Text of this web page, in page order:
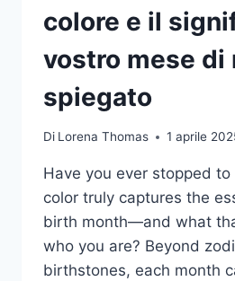
colore e il
vostro mese di
spiegato
Di Lorena Thomas 1 aprile
Have you ever stopped
color truly captures the
birth month—and what
who you are? Beyond
birthstones, each month